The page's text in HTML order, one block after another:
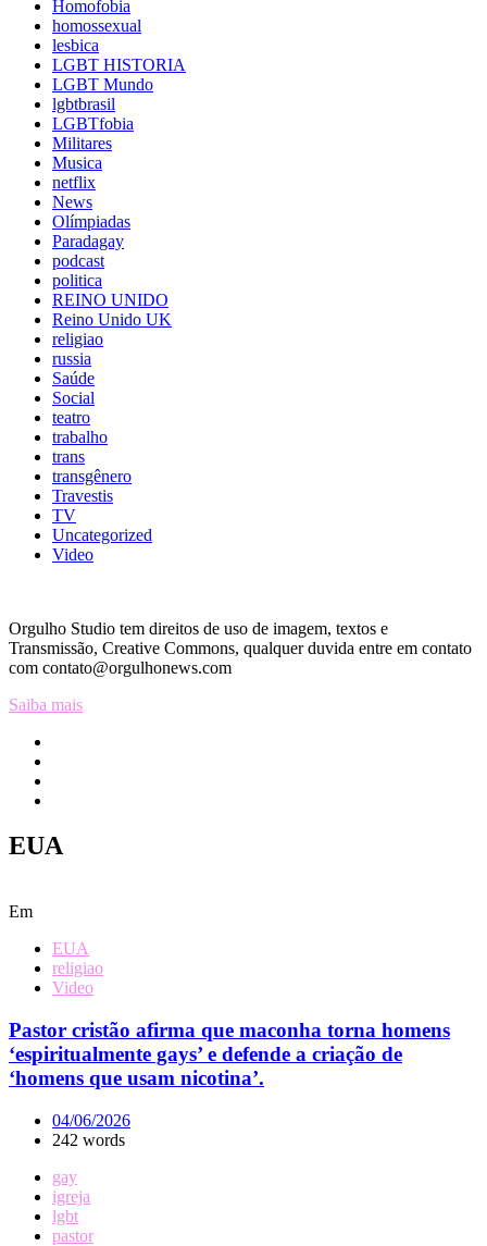
Homofobia
homossexual
lesbica
LGBT HISTORIA
LGBT Mundo
lgbtbrasil
LGBTfobia
Militares
Musica
netflix
News
Olímpiadas
Paradagay
podcast
politica
REINO UNIDO
Reino Unido UK
religiao
russia
Saúde
Social
teatro
trabalho
trans
transgênero
Travestis
TV
Uncategorized
Video
Orgulho Studio tem direitos de uso de imagem, textos e
Transmissão, Creative Commons, qualquer duvida entre em contato
com contato@orgulhonews.com
Saiba mais
EUA
Em
EUA
religiao
Video
Pastor cristão afirma que maconha torna homens
‘espiritualmente gays’ e defende a criação de
‘homens que usam nicotina’.
04/06/2026
242 words
gay
igreja
lgbt
pastor